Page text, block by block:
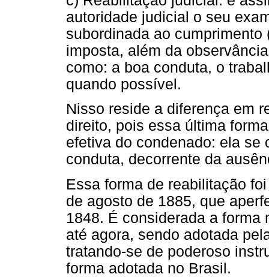
autoridade judicial o seu
subordinada ao
imposta, além da
como: a boa conduta, o
quando possível.
Nisso reside a diferença em
direito, pois essa última
efetiva do condenado: ela se
conduta, decorrente da
Essa forma de reabilitação
de agosto de 1885, que
1848. É considerada a
até agora, sendo adotada
tratando-se de poderoso
forma adotada no Brasil.